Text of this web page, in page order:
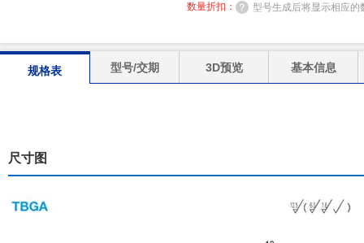
数量折扣： 型号生成后将显示相应的
规格表 型号/交期 3D预览 基本信息
尺寸图